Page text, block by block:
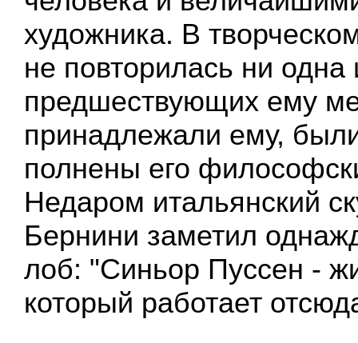
художника. В
не повторилась ни одна
предшествующих ему
принадлежали ему,
полнены его
Недаром итальянский
Бернини заметил
лоб: "Синьор Пуссен -
который работает